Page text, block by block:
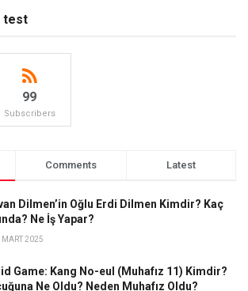
test
99
Subscribers
Comments Latest
Dilmen’in Oğlu Erdi Dilmen Kimdir? Kaç
Ne İş Yapar?
MART 2025
Game: Kang No-eul (Muhafız 11) Kimdir?
Ne Oldu? Neden Muhafız Oldu?